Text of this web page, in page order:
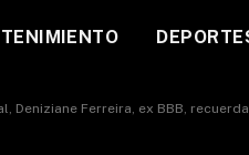
Deniziane Ferreira, ex BBB,